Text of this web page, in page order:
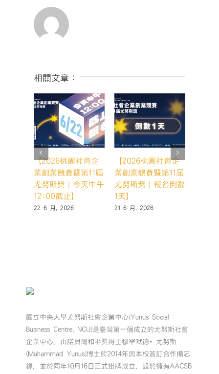
決
名
中
相關文章：
【2026桃園社會企
業創業競賽暨第11屆
尤努斯獎｜今天中午
12:00截止】
22 6 月, 2026
【2026桃園社會企
業創業競賽暨第11屆
尤努斯獎｜報名倒數
1天】
21 6 月, 2026
國立中央大學尤努斯社會企業中心(Yunus Social
Business Centre, NCU)是臺灣第一個成立的尤努斯社會
企業中心，由諾貝爾和平獎得主穆罕默德•尤努斯
(Muhammad Yunus)博士於2014年與本校簽訂合作備忘
錄，並於同年10月16日正式掛牌成立，設於擁有AACSB